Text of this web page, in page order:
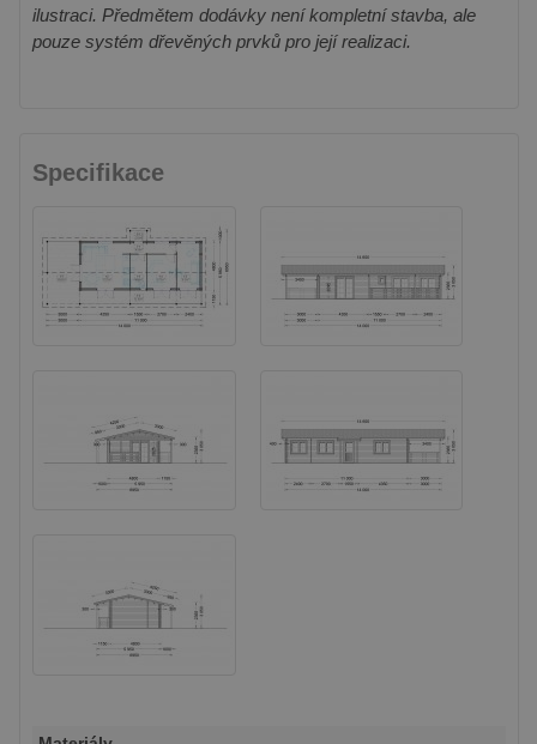
ilustraci. Předmětem dodávky není kompletní stavba, ale
pouze systém dřevěných prvků pro její realizaci.
Specifikace